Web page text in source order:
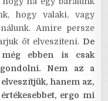
hogy valaki, vagy
Amire persze
őt elveszíteni. De
ebben is csak
gondolni. Nem az a
hanem az,
ergo mi